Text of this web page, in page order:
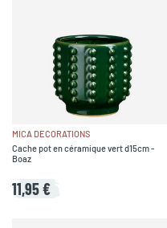
MICA DECORATIONS
Cache pot en céramique vert d15cm -
Boaz
11,95 €